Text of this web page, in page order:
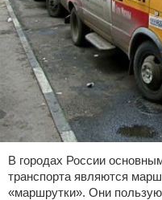
В городах России
транспорта являются
«маршрутки». Они